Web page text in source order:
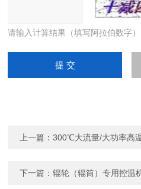
请输入计算结果（填写阿拉伯数字
上一篇：300℃大流量/大功率高
下一篇：辊轮（辊筒）专用控温